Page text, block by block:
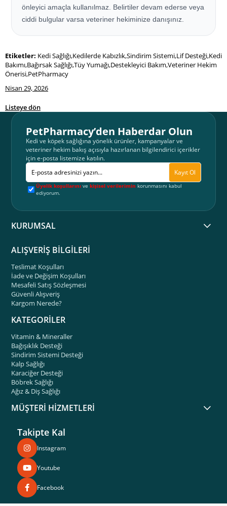
önleyici amaçla kullanılmaz. Belirtiler devam ederse veya
ciddi bulgular varsa veteriner hekiminize danışınız.
Etiketler: Kedi Sağlığı,Kedilerde Kabızlık,Sindirim Sistemi,Lif Desteği,Kedi
Bakımı,Bağırsak Sağlığı,Tüy Yumağı,Destekleyici Bakım,Veteriner Hekim
Önerisi,PetPharmacy
Nisan 29, 2026
Listeye dön
PetPharmacy’den Haberdar Olun
Kedi ve köpek sağlığına yönelik ürünler, kampanyalar ve
veteriner hekim bakış açısıyla hazırlanan bilgilendirici içerikler
için e-posta listemize katılın.
Kayıt Ol
Üyelik koşullarınıve kişisel verilerimin korunmasını kabul
ediyorum.
KURUMSAL
ALIŞVERİŞ BİLGİLERİ
Teslimat Koşulları
İade ve Değişim Koşulları
Mesafeli Satış Sözleşmesi
Güvenli Alışveriş
Kargom Nerede?
KATEGORİLER
Vitamin & Mineraller
Bağışıklık Desteği
Sindirim Sistemi Desteği
Kalp Sağlığı
Karaciğer Desteği
Böbrek Sağlığı
Ağız & Diş Sağlığı
MÜŞTERİ HİZMETLERİ
Takipte Kal
Instagram
Youtube
Facebook